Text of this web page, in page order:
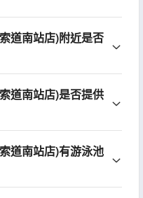
道南站店)附近是否
道南站店)是否提供
道南站店)有游泳池